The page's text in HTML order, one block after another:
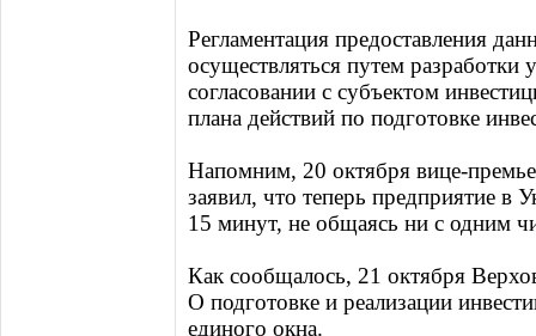
Регламентация предоставления
осуществляться путем
согласовании с субъектом
плана действий по подготовке
Напомним, 20 октября вице-
заявил, что теперь предприятие в
15 минут, не общаясь ни с одним
Как сообщалось, 21 октября
О подготовке и реализации
единого окна.